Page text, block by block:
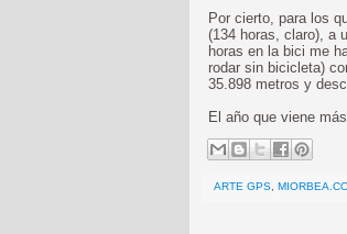
Por cierto, para los
(134 horas, claro), a
horas en la bici me
rodar sin bicicleta)
35.898 metros y
El año que viene
ARTE GPS